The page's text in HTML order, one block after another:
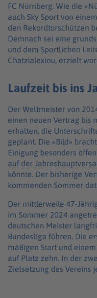
FC Nürnberg. Wie die
auch Sky Sport von
den Rekordtorschützen
Demnach sei eine
und dem Sportlichen
Chatzialexiou, erzielt
Laufzeit bis ins
Der Weltmeister von
einen neuen Vertrag bis
erhalten, die
geplant. Die «Bild»
Einigung besonders
auf der
könnte. Der bisherige
kommenden Sommer
Der mittlerweile 47-
im Sommer 2024
deutschen Meister
Bundesliga führen. Die
mäßigen Start und
auf Platz zehn. In der
Zielsetzung des Vereins